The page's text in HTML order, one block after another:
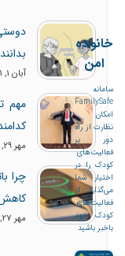
بدانند
آبان 1, 1401
مهم
مهر 29, 1401
چرا
کاهش
مهر 27, 1401
خانواده
امن
سامانه
FamilySafe
امکان
نظارت از راه
دور بر
فعالیت‌های
کودک را در
اختیار شما
می‌گذارد. از
فعالیت‌های
کودک خود
باخبر باشید